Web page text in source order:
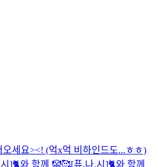
오세요><! (억x억 비하인드도...ㅎㅎ)
]🐈와 함께 🤡🥰[퓨.나.시]🐈와 함께